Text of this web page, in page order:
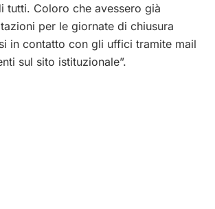
tutti. Coloro che avessero già
per le giornate di chiusura
in contatto con gli uffici tramite mail
sul sito istituzionale”.